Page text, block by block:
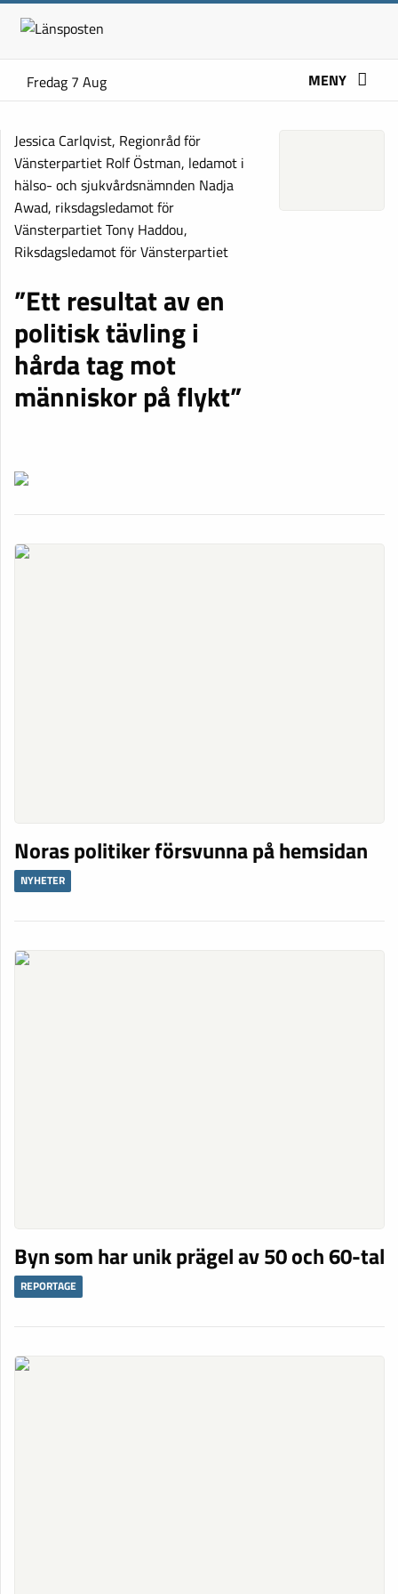
Fredag 7 Aug MENY
Jessica Carlqvist, Regionråd för
Vänsterpartiet Rolf Östman, ledamot i
hälso- och sjukvårdsnämnden Nadja
Awad, riksdagsledamot för
Vänsterpartiet Tony Haddou,
Riksdagsledamot för Vänsterpartiet
”Ett resultat av en
politisk tävling i
hårda tag mot
människor på flykt”
Noras politiker försvunna på hemsidan
NYHETER
Byn som har unik prägel av 50 och 60-tal
REPORTAGE